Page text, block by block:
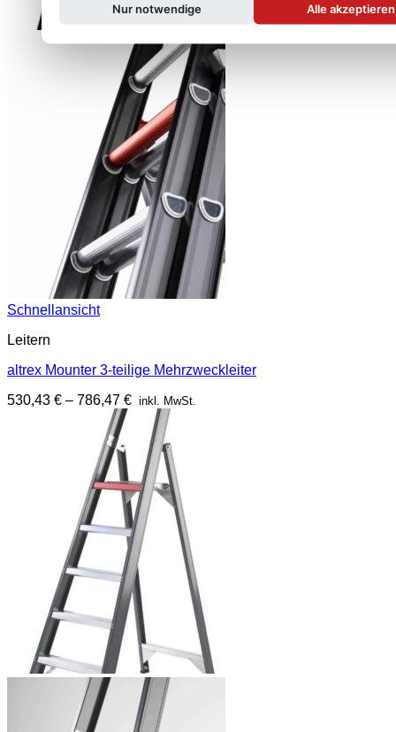
Schnellansicht
Leitern
altrex Mounter 3-teilige Mehrzweckleiter
530,43 € – 786,47 € inkl. MwSt.
Nur notwendige Alle akzeptieren